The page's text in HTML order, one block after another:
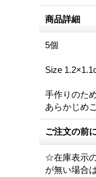
商品詳細
5個
Size
手作りのた
あらかじめ
ご注文の前
☆在庫表示
が無い場合